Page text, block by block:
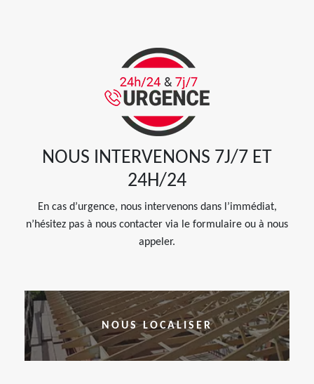
NOUS INTERVENONS 7J/7 ET
24H/24
En cas d’urgence, nous intervenons dans l’immédiat,
n’hésitez pas à nous contacter via le formulaire ou à nous
appeler.
NOUS LOCALISER